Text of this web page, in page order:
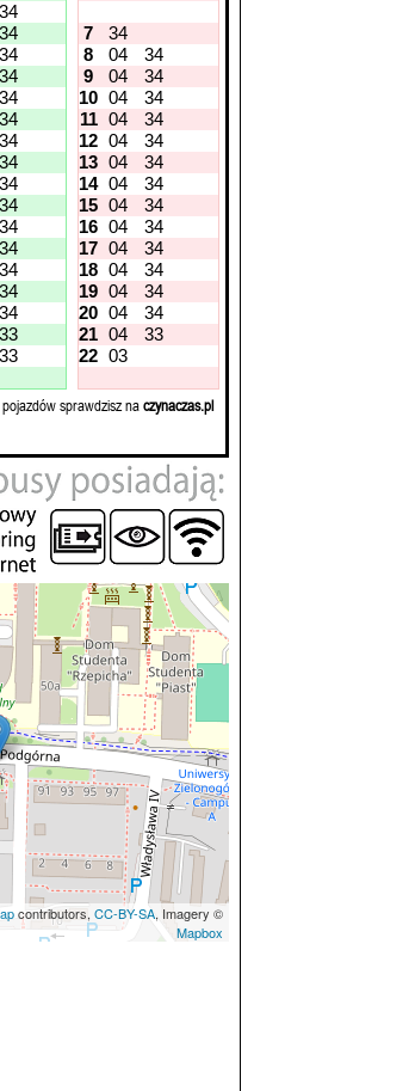
34
34 7
34
34 8 04
34
34 9 04
34
34 10 04
34
34 11 04
34
34 12 04
34
34 13 04
34
34 14 04
34
34 15 04
34
34 16 04
34
34 17 04
34
34 18 04
34
34 19 04
34
34 20 04
34
33 21 04
33
33 22 03
pojazdów sprawdzisz naczynaczas.pl
contributors, CC-BY-SA, Imagery ©
Mapbox